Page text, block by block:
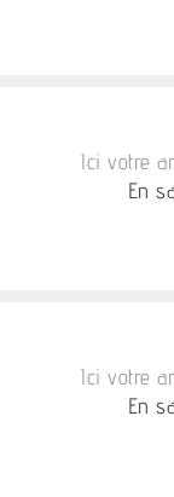
Ici votre
En
Ici votre
En